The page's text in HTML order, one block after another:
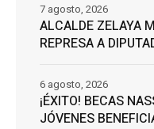
ALCALDE ZELAYA
REPRESA A
7 agosto, 2026
¡ÉXITO! BECAS
JÓVENES
6 agosto, 2026